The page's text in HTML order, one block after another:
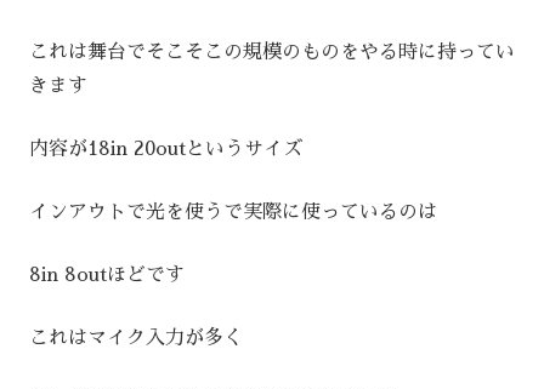
これは舞台でそこそこの規模のものをやる時に持ってい
きます
内容が18in 20outというサイズ
インアウトで光を使うで実際に使っているのは
8in 8outほどです
これはマイク入力が多く